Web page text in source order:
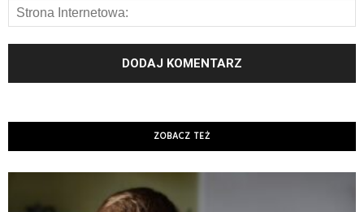
ZOBACZ TEŻ